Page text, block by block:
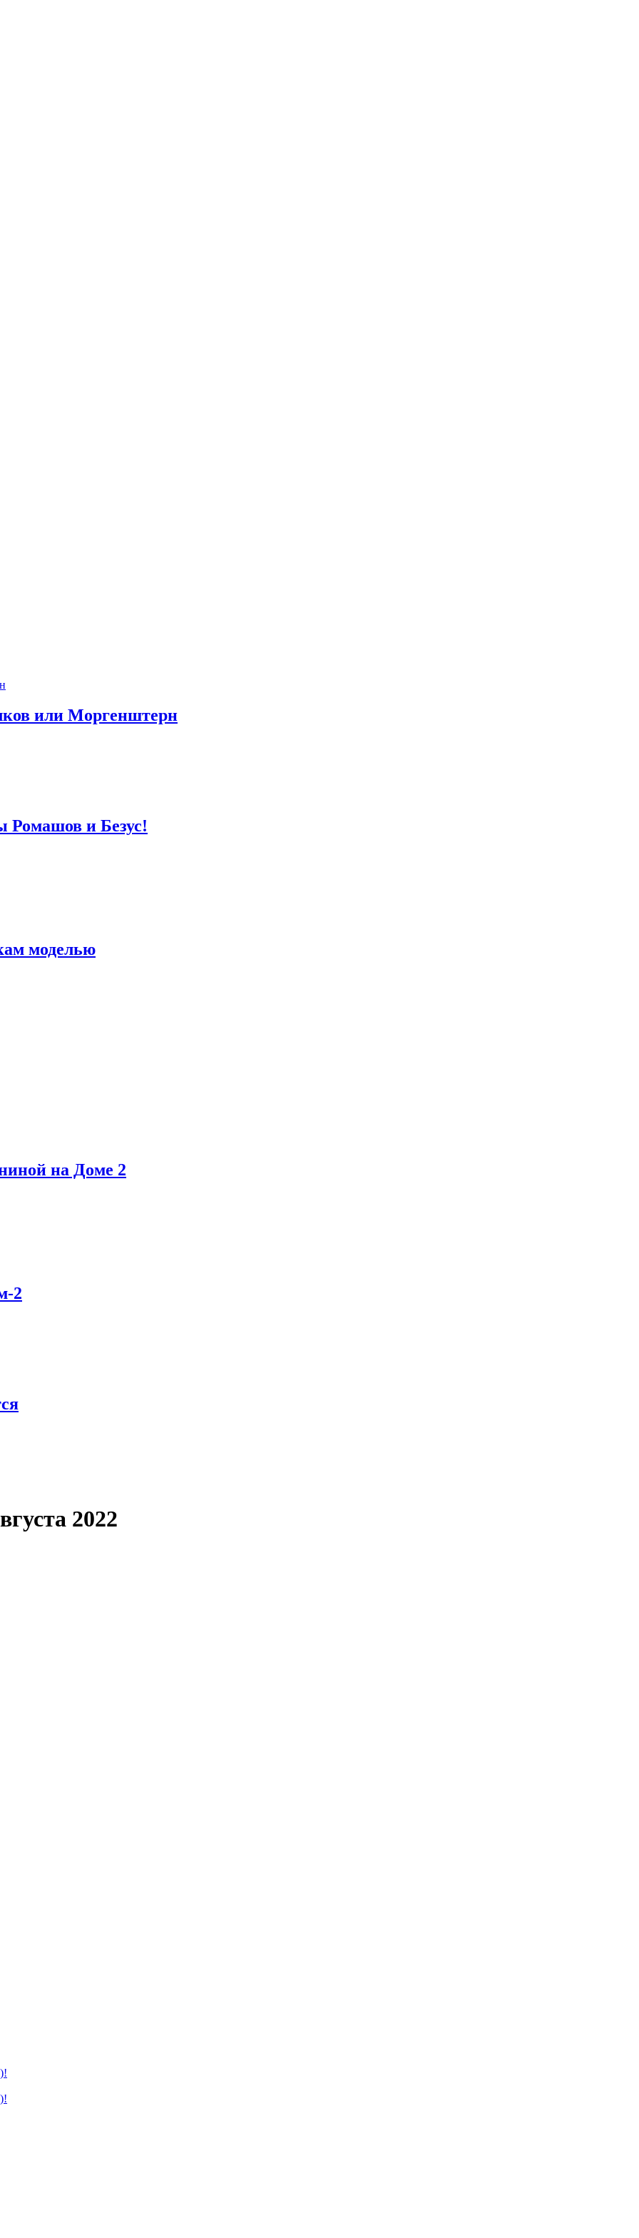
или Моргенштерн
Ромашов и Безус!
моделью
на Доме 2
2
2022